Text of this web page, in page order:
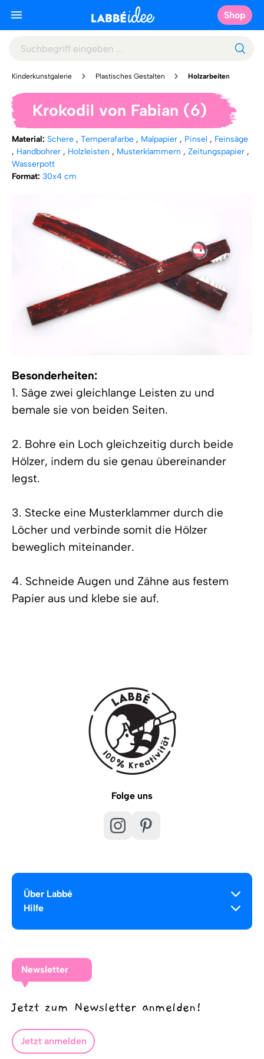
Shop
Kinderkunstgalerie Plastisches Gestalten Holzarbeiten
Krokodil von Fabian (6)
Material: Schere , Temperafarbe , Malpapier , Pinsel , Feinsäge
, Handbohrer , Holzleisten , Musterklammern , Zeitungspapier ,
Wasserpott
Format: 30x4 cm
Besonderheiten:
1. Säge zwei gleichlange Leisten zu und
bemale sie von beiden Seiten.
2. Bohre ein Loch gleichzeitig durch beide
Hölzer, indem du sie genau übereinander
legst.
3. Stecke eine Musterklammer durch die
Löcher und verbinde somit die Hölzer
beweglich miteinander.
4. Schneide Augen und Zähne aus festem
Papier aus und klebe sie auf.
Folge uns
Über Labbé
Hilfe
Newsletter
Jetzt zum Newsletter anmelden!
Jetzt anmelden